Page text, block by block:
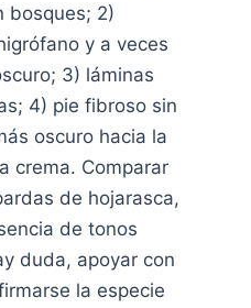
bosques; 2)
y a veces
3) láminas
4) pie fibroso sin
oscuro hacia la
crema. Comparar
de hojarasca,
de tonos
duda, apoyar con
la especie